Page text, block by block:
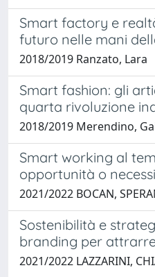
Smart factory e
futuro nelle mani
2018/2019 Ranzato, Lara
Smart fashion: gli
quarta rivoluzione
2018/2019 Merendino,
Smart working al
opportunità o
2021/2022 BOCAN,
Sostenibilità e
branding per
2021/2022 LAZZARINI,